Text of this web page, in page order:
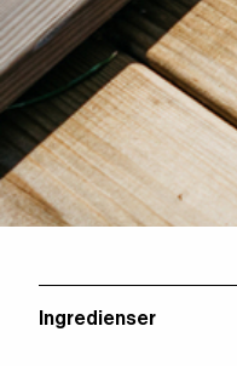
Ingredienser